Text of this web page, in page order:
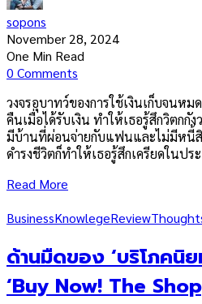
sopons
November 28, 2024
One Min Read
0 Comments
วงจรอุบาทว์ของการใช้เงินเก็บจนห
คืนเมื่อได้รับเงิน ทำให้เธอรู้สึกวิตกกั
มีบ้านที่ผ่อนจ่ายกับแฟนและไม่มีหนี้สิ
ดำรงชีวิตก็ทำให้เธอรู้สึกเครียดในปร
Read More
BusinessKnowlegeReview
ด้านมืดของ ‘บริโภคนิ
‘Buy Now! The